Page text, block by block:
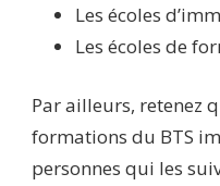
Les écoles
Les écoles de
Par ailleurs, retenez
formations du BTS
personnes qui les